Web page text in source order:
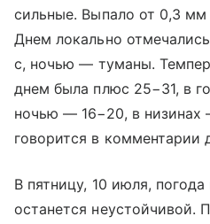
сильные. Выпало от 0,3
Днем локально
с, ночью — туманы.
днем была плюс 25−31, в
ночью — 16−20, в
говорится в комментарии
В пятницу, 10 июля,
останется неустойчивой.